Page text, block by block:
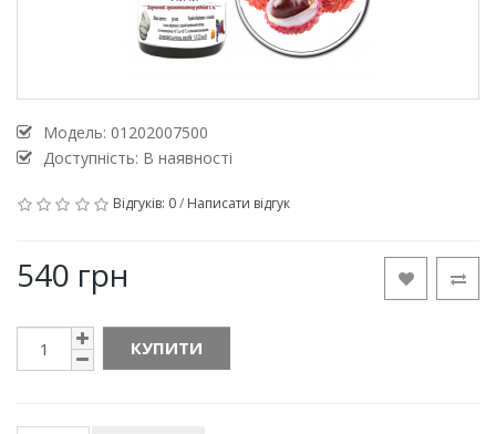
Модель: 01202007500
Доступність: В наявності
Відгуків: 0/ Написати відгук
540 грн
КУПИТИ